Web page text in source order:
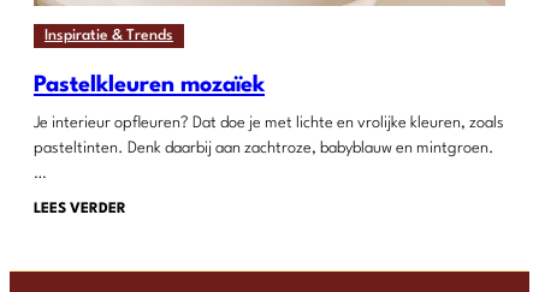
Inspiratie & Trends
Pastelkleuren mozaïek
Je interieur opfleuren? Dat doe je met lichte en vrolijke kleuren, zoals
pasteltinten. Denk daarbij aan zachtroze, babyblauw en mintgroen.
…
LEES VERDER